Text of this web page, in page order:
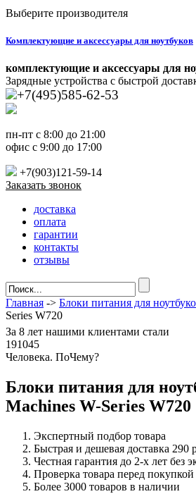
Выберите производителя
Комплектующие и аксессуары для ноутбуков
комплектующие и аксессуары для
Зарядные устройства с быстрой
+7(495)585-62-53
пн-пт с 8:00 до 21:00
офис с 9:00 до 17:00
+7(903)121-59-14
Заказать звонок
доставка
оплата
гарантии
контакты
отзывы
Главная -> Блоки питания для
Series W720
За 8 лет нашими клиентами стали
191045
Человека. ПоЧему?
Блоки питания для
Machines W-Series W720
Экспертный подбор товара
Быстрая и дешевая доставка 290
Честная гарантия до 2-х лет без
Проверка товара перед покупкой
Более 3000 товаров в наличии